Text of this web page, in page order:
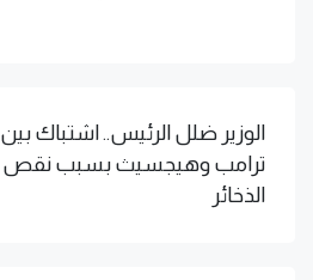
الوزير ضلل الرئيس.. اشتباك بين
ترامب وهيجسيث بسبب نقص
الذخائر